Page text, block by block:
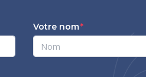
Votre nom